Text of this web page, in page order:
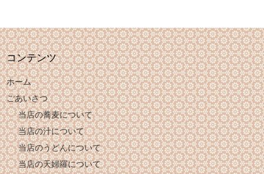
コンテンツ
ホーム
ごあいさつ
当店の蕎麦について
当店の汁について
当店のうどんについて
当店の天婦羅について